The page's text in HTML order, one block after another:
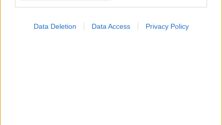
Data Deletion Data Access Privacy Policy